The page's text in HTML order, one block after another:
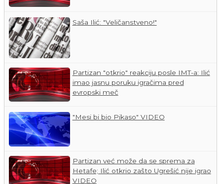
Saša Ilić: "Veličanstveno!"
Partizan "otkrio" reakciju posle IMT-a: Ilić
imao jasnu poruku igračima pred
evropski meč
"Mesi bi bio Pikaso" VIDEO
Partizan već može da se sprema za
Hetafe; Ilić otkrio zašto Ugrešić nije igrao
VIDEO